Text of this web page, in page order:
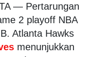
— Pertarungan
2 playoff NBA
Atlanta Hawks
menunjukkan